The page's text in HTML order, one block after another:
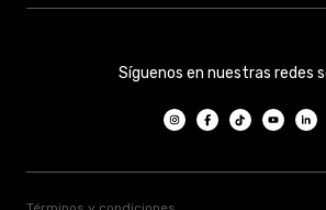
Síguenos en nuestras redes